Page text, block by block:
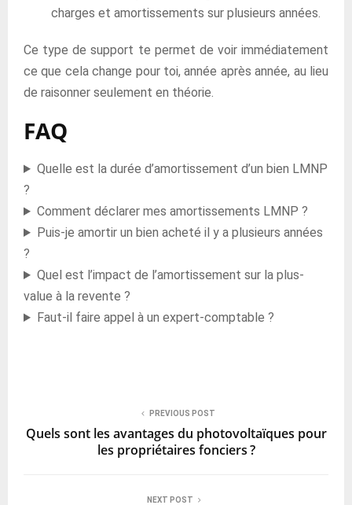
charges et amortissements sur plusieurs années.
Ce type de support te permet de voir immédiatement
ce que cela change pour toi, année après année, au lieu
de raisonner seulement en théorie.
FAQ
Quelle est la durée d’amortissement d’un bien LMNP
?
Comment déclarer mes amortissements LMNP ?
Puis-je amortir un bien acheté il y a plusieurs années
?
Quel est l’impact de l’amortissement sur la plus-
value à la revente ?
Faut-il faire appel à un expert-comptable ?
PREVIOUS POST
Quels sont les avantages du photovoltaïques pour
les propriétaires fonciers ?
NEXT POST